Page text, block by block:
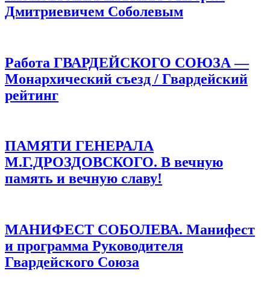
Дмитриевичем Соболевым
Работа ГВАРДЕЙСКОГО СОЮЗА —
Монархический съезд / Гвардейский
рейтинг
ПАМЯТИ ГЕНЕРАЛА
М.Г.ДРОЗДОВСКОГО. В вечную
память и вечную славу!
МАНИФЕСТ СОБОЛЕВА. Манифест
и программа Руководителя
Гвардейского Союза